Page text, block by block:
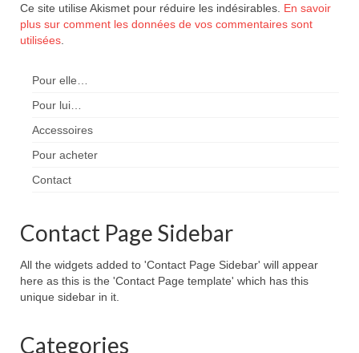
Ce site utilise Akismet pour réduire les indésirables. En savoir
plus sur comment les données de vos commentaires sont
utilisées
Pour elle…
Pour lui…
Accessoires
Pour acheter
Contact
Contact Page Sidebar
All the widgets added to 'Contact Page Sidebar' will appear
here as this is the 'Contact Page template' which has this
unique sidebar in it.
Categories